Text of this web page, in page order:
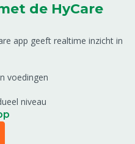
de HyCare
app geeft realtime inzicht in
voedingen
niveau